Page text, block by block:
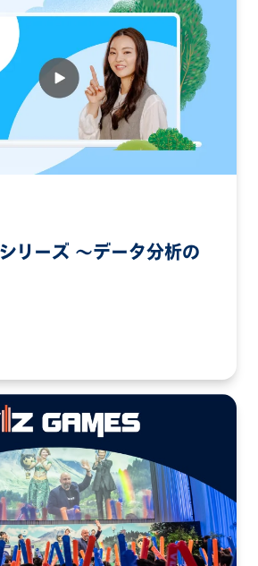
リーズ 〜データ分析の